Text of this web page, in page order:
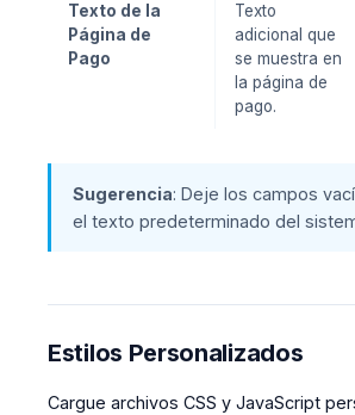
Texto de la
Página de
Pago
Texto
adicional que
se muestra en
la página de
pago.
Sugerencia: Deje los campos
el texto predeterminado del
Estilos Personalizados
Cargue archivos CSS y JavaScript